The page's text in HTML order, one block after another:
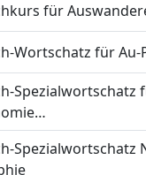
für
Wortschatz für Au-
Spezialwortschatz
Spezialwortschatz